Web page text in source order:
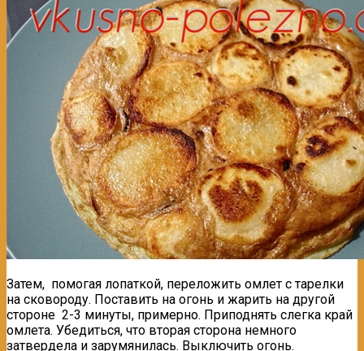
Затем, помогая лопаткой, переложить омлет с тарелки
на сковороду. Поставить на огонь и жарить на другой
стороне 2-3 минуты, примерно. Приподнять слегка край
омлета. Убедиться, что вторая сторона немного
затвердела и зарумянилась. Выключить огонь.